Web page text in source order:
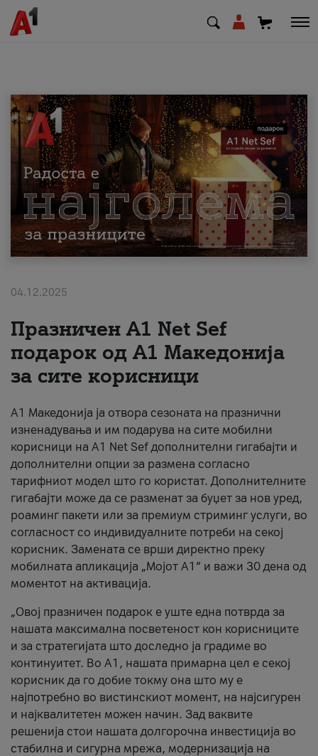
МК EN SQ
Приватни Деловни
Поддршка
Надополни кредит
За нас
#ПодобарОнлајн
04.12.2025
Празничен A1 Net Sеf
подарок од А1 Македонија
за сите корисници
А1 Македонија ја отвора сезоната на празнични
изненадувања и им подарува на сите мобилни
корисници на A1 Net Sef дополнителни гигабајти и
дополнителни опции за размена согласно
тарифниот модел што го користат. Дополнителните
гигабајти може да се разменат за буџет за нов уред,
роаминг пакети или за премиум стриминг услуги, во
согласност со индивидуалните потреби на секој
корисник. Замената се врши директно преку
мобилната апликација „Мојот А1“ и важи 30 дена од
моментот на активација.
„Овој празничен подарок е уште една потврда за
нашата максимална посветеност кон корисниците
и за стратегијата што доследно ја градиме во
континуитет. Во А1, нашата примарна цел е секој
корисник да го добие токму она што му е
најпотребно во вистинскиот момент, на најсигурен
и најквалитетен можен начин. Зад ваквите
решенија стои нашата долгорочна инвестиција во
стабилна и сигурна мрежа, модернизација на